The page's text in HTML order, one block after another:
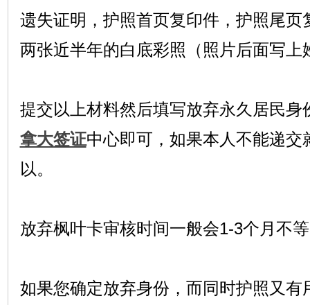
遗失证明，护照首页复印件，护照尾页
两张近半年的白底彩照（照片后面写上
提交以上材料然后填写放弃永久居民身
拿大签证中心即可，如果本人不能递交
以。
放弃枫叶卡审核时间一般会1-3个月不
如果您确定放弃身份，而同时护照又有